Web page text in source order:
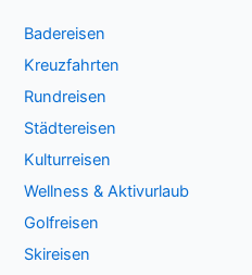
Badereisen
Kreuzfahrten
Rundreisen
Städtereisen
Kulturreisen
Wellness & Aktivurlaub
Golfreisen
Skireisen